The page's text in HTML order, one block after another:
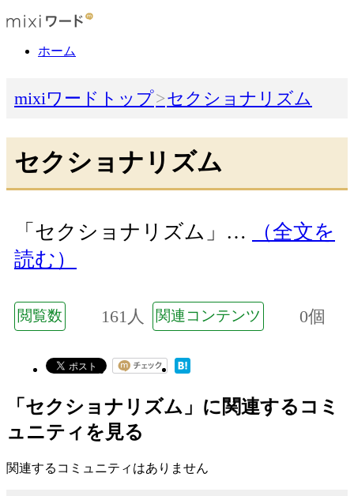
ホーム
mixiワードトップ セクショナリズム
セクショナリズム
「セクショナリズム」…
（全文を
読む）
閲覧数 161人 関連コンテンツ 0個
「セクショナリズム」に関連するコミ
ュニティを見る
関連するコミュニティはありません